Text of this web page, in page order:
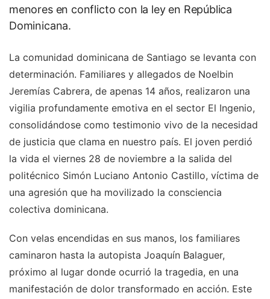
menores en conflicto con la ley en República
Dominicana.
La comunidad dominicana de Santiago se levanta con
determinación. Familiares y allegados de Noelbin
Jeremías Cabrera, de apenas 14 años, realizaron una
vigilia profundamente emotiva en el sector El Ingenio,
consolidándose como testimonio vivo de la necesidad
de justicia que clama en nuestro país. El joven perdió
la vida el viernes 28 de noviembre a la salida del
politécnico Simón Luciano Antonio Castillo, víctima de
una agresión que ha movilizado la consciencia
colectiva dominicana.
Con velas encendidas en sus manos, los familiares
caminaron hasta la autopista Joaquín Balaguer,
próximo al lugar donde ocurrió la tragedia, en una
manifestación de dolor transformado en acción. Este